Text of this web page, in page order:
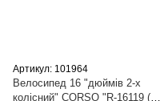
Артикул: 101964
Велосипед 16 "дюймів 2-х
колісний" CORSO "R-16119 (1)